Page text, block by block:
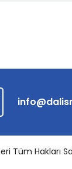
Hakları